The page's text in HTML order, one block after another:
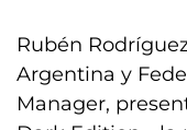
Rubén
Argentina y
Manager,